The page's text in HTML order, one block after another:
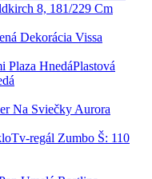
8, 181/229 Cm
Dekorácia Vissa
Plastová
Na Sviečky Aurora
Tv-regál Zumbo Š: 110